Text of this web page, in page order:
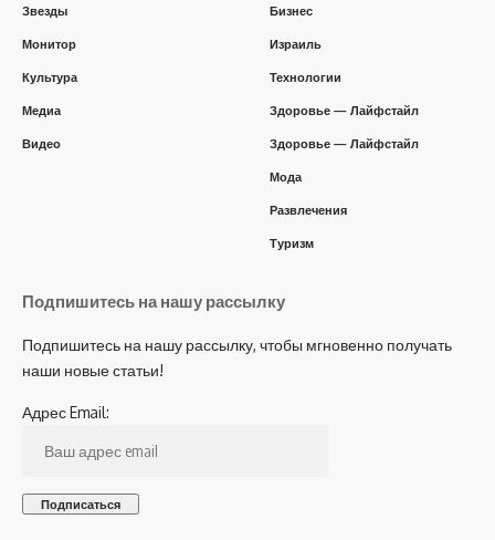
Звезды
Монитор
Культура
Медиа
Видео
Бизнес
Израиль
Технологии
Здоровье — Лайфстайл
Здоровье — Лайфстайл
Мода
Развлечения
Туризм
Подпишитесь на нашу рассылку
Подпишитесь на нашу рассылку, чтобы мгновенно получать
наши новые статьи!
Адрес Email: